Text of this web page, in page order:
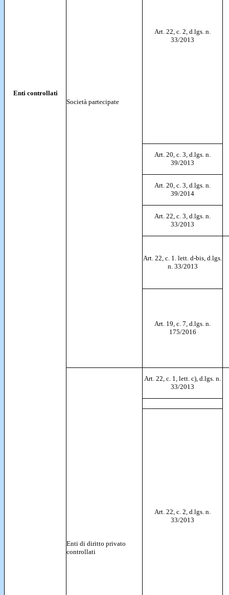
Enti controllati
Società partecipate
Art. 22, c. 2, d.lgs. n.
33/2013
Art. 20, c. 3, d.lgs. n.
39/2013
Art. 20, c. 3, d.lgs. n.
39/2014
Art. 22, c. 3, d.lgs. n.
33/2013
Art. 22, c. 1. lett. d-bis, d.lgs.
n. 33/2013
Art. 19, c. 7, d.lgs. n.
175/2016
Enti di diritto privato
controllati
Art. 22, c. 1, lett. c), d.lgs. n.
33/2013
Art. 22, c. 2, d.lgs. n.
33/2013